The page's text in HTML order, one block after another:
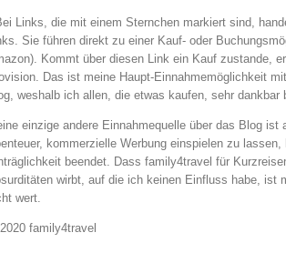
Links, die mit einem Sternchen markiert sind,
Sie führen direkt zu einer Kauf- oder
Kommt über diesen Link ein Kauf zustande,
Das ist meine Haupt-Einnahmemöglichkeit
weshalb ich allen, die etwas kaufen, sehr dankbar
einzige andere Einnahmequelle über das Blog ist
kommerzielle Werbung einspielen zu
beendet. Dass family4travel für
wirbt, auf die ich keinen Einfluss habe, ist
wert.
2020 family4travel